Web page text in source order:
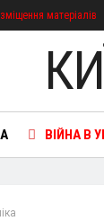
матеріалів
ВІЙНА В